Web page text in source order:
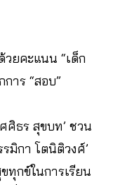
วยคะแนน “เด็ก
าร “สอบ”
ศิธร สุขบท’ ชวน
มิกา โตนิติวงศ์’
ทุกข์ในการเรียน